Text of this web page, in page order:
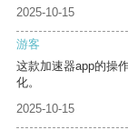
2025-10-15
游客
这款加速器app的操
化。
2025-10-15